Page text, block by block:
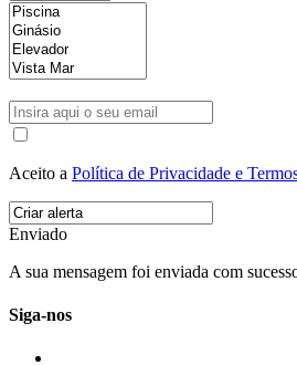
Aceito a Política de Privacidade e
Enviado
A sua mensagem foi enviada com
Siga-nos